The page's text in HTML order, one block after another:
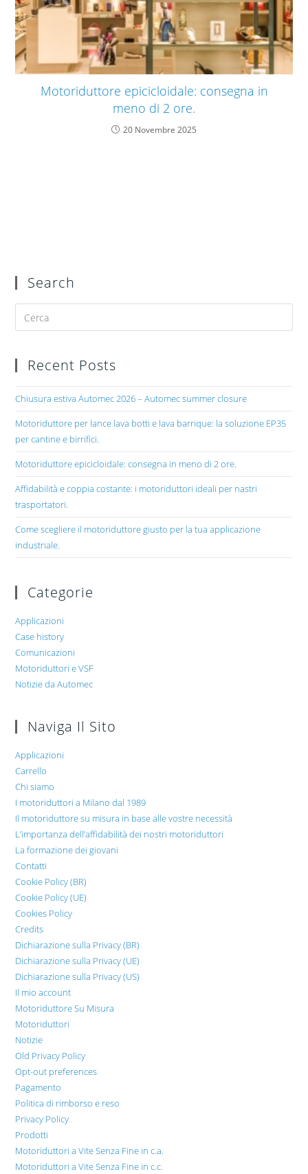
Motoriduttore epicicloidale: consegna in
meno di 2 ore.
20 Novembre 2025
Search
Recent Posts
Chiusura estiva Automec 2026 – Automec summer closure
Motoriduttore per lance lava botti e lava barrique: la soluzione EP35
per cantine e birrifici.
Motoriduttore epicicloidale: consegna in meno di 2 ore.
Affidabilità e coppia costante: i motoriduttori ideali per nastri
trasportatori.
Come scegliere il motoriduttore giusto per la tua applicazione
industriale.
Categorie
Applicazioni
Case history
Comunicazioni
Motoriduttori e VSF
Notizie da Automec
Naviga Il Sito
Applicazioni
Carrello
Chi siamo
I motoriduttori a Milano dal 1989
Il motoriduttore su misura in base alle vostre necessità
L’importanza dell’affidabilità dei nostri motoriduttori
La formazione dei giovani
Contatti
Cookie Policy (BR)
Cookie Policy (UE)
Cookies Policy
Credits
Dichiarazione sulla Privacy (BR)
Dichiarazione sulla Privacy (UE)
Dichiarazione sulla Privacy (US)
Il mio account
Motoriduttore Su Misura
Motoriduttori
Notizie
Old Privacy Policy
Opt-out preferences
Pagamento
Politica di rimborso e reso
Privacy Policy
Prodotti
Motoriduttori a Vite Senza Fine in c.a.
Motoriduttori a Vite Senza Fine in c.c.